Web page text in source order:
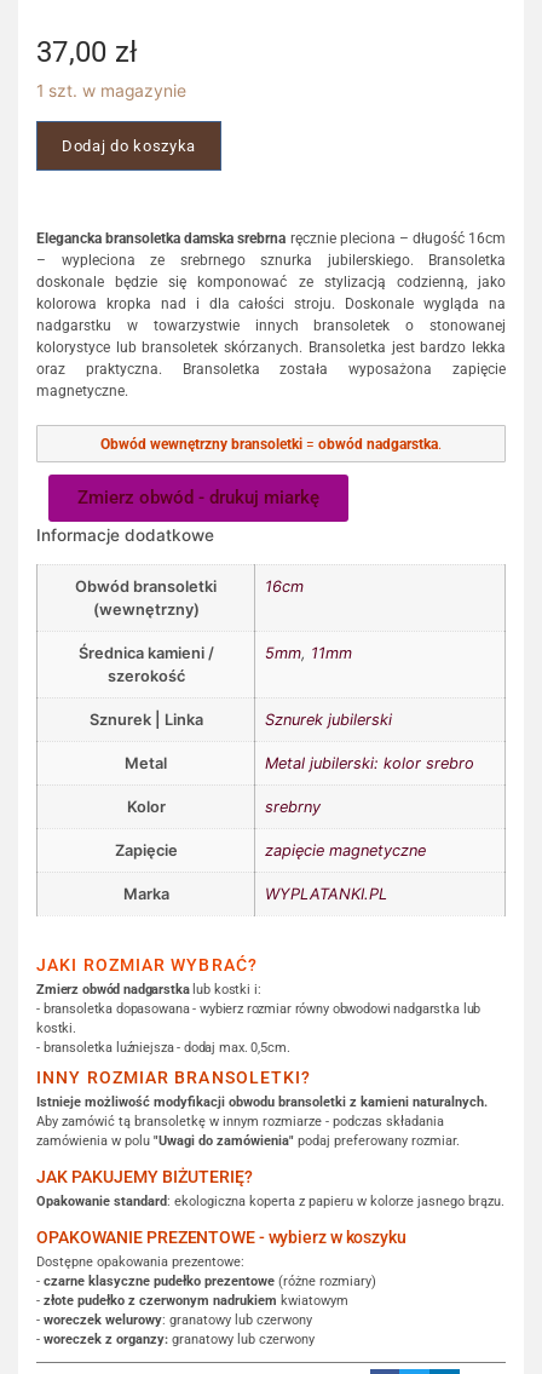
37,00 zł
1 szt. w magazynie
Dodaj do koszyka
Elegancka bransoletka damska srebrna ręcznie pleciona – długość 16cm
– wypleciona ze srebrnego sznurka jubilerskiego. Bransoletka
doskonale będzie się komponować ze stylizacją codzienną, jako
kolorowa kropka nad i dla całości stroju. Doskonale wygląda na
nadgarstku w towarzystwie innych bransoletek o stonowanej
kolorystyce lub bransoletek skórzanych. Bransoletka jest bardzo lekka
oraz praktyczna. Bransoletka została wyposażona zapięcie
magnetyczne.
Obwód wewnętrzny bransoletki = obwód nadgarstka.
Zmierz obwód - drukuj miarkę
Informacje dodatkowe
Obwód bransoletki
(wewnętrzny)
16cm
Średnica kamieni /
szerokość
5mm, 11mm
Sznurek | Linka Sznurek jubilerski
Metal Metal jubilerski: kolor srebro
Kolor srebrny
Zapięcie zapięcie magnetyczne
Marka WYPLATANKI.PL
JAKI ROZMIAR WYBRAĆ?
Zmierz obwód nadgarstkalub kostki i:
- bransoletka dopasowana - wybierz rozmiar równy obwodowi nadgarstka lub
kostki.
- bransoletka luźniejsza - dodaj max. 0,5cm.
INNY ROZMIAR BRANSOLETKI?
Istnieje możliwość modyfikacji obwodu bransoletki z kamieni naturalnych.
Aby zamówić tą bransoletkę w innym rozmiarze - podczas składania
zamówienia w polu "Uwagi do zamówienia" podaj preferowany rozmiar.
JAK PAKUJEMY BIŻUTERIĘ?
Opakowanie standard: ekologiczna koperta z papieru w kolorze jasnego brązu.
OPAKOWANIE PREZENTOWE - wybierz w koszyku
Dostępne opakowania prezentowe:
- czarne klasyczne pudełko prezentowe (różne rozmiary)
- złote pudełko z czerwonym nadrukiem kwiatowym
- woreczek welurowy: granatowy lub czerwony
- woreczek z organzy: granatowy lub czerwony